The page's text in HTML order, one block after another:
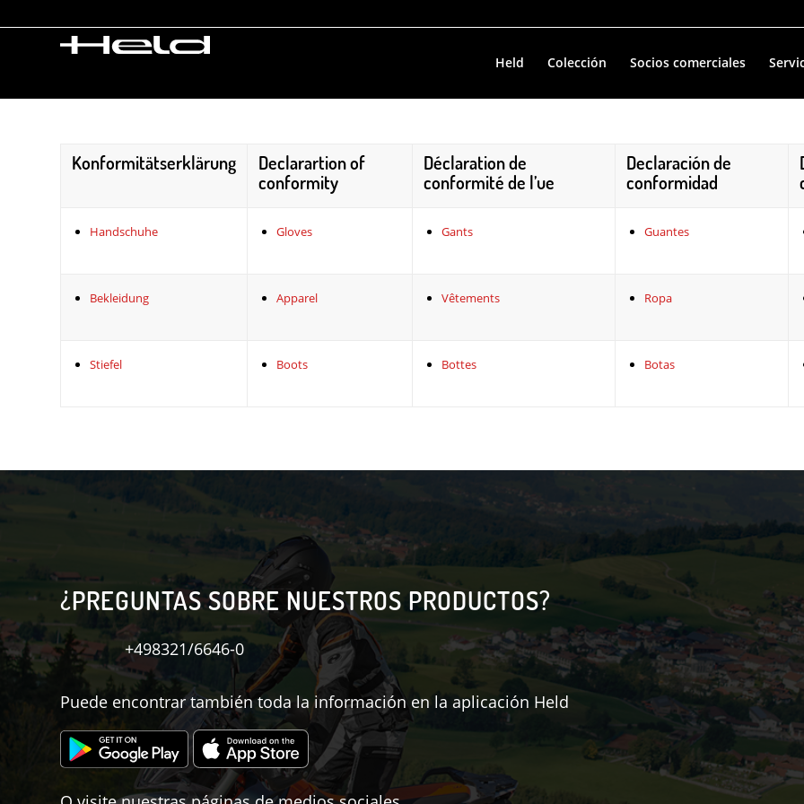
Held Colección Socios comerciales
Konformitätserklärung
Declarartion of
conformity
Déclaration de
conformité de l’ue
Declaración de
conformidad
Handschuhe Gloves Gants Guantes
Bekleidung Apparel Vêtements Ropa
Stiefel Boots Bottes Botas
¿PREGUNTAS SOBRE NUESTROS PRODUCTOS?
+498321/6646-0
Puede encontrar también toda la información en la aplicación Held